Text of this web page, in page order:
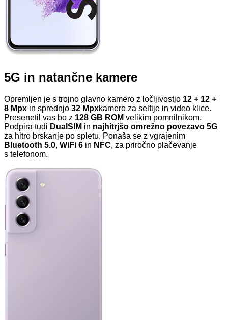
5G in natančne kamere
Opremljen je s trojno glavno kamero z ločljivostjo 12 + 12 +
8 Mpx in sprednjo 32 Mpxkamero za selfije in video klice.
Presenetil vas bo z 128 GB ROM velikim pomnilnikom.
Podpira tudi DualSIM in najhitrjšo omrežno povezavo 5G
za hitro brskanje po spletu. Ponaša se z vgrajenim
Bluetooth 5.0, WiFi 6 in NFC, za priročno plačevanje
s telefonom.